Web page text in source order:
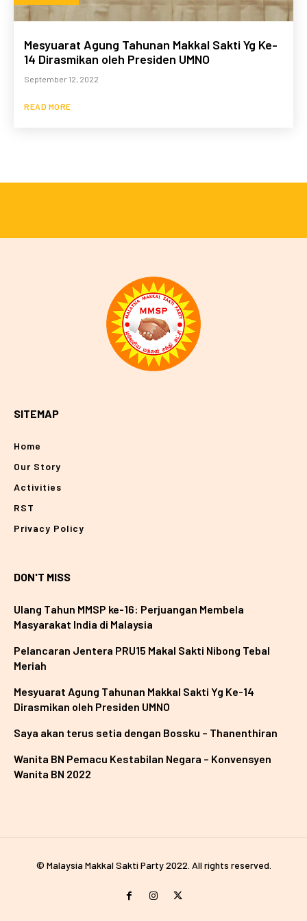
Mesyuarat Agung Tahunan Makkal Sakti Yg Ke-
14 Dirasmikan oleh Presiden UMNO
September 12, 2022
READ MORE
SITEMAP
Home
Our Story
Activities
RST
Privacy Policy
DON'T MISS
Ulang Tahun MMSP ke-16: Perjuangan Membela
Masyarakat India di Malaysia
Pelancaran Jentera PRU15 Makal Sakti Nibong Tebal
Meriah
Mesyuarat Agung Tahunan Makkal Sakti Yg Ke-14
Dirasmikan oleh Presiden UMNO
Saya akan terus setia dengan Bossku – Thanenthiran
Wanita BN Pemacu Kestabilan Negara – Konvensyen
Wanita BN 2022
© Malaysia Makkal Sakti Party 2022. All rights reserved.